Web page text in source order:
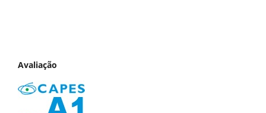
Avaliação